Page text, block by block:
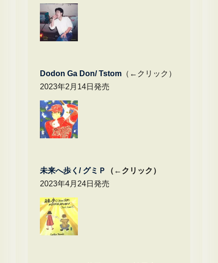
Dodon Ga Don/ Tstom（←クリック）
2023年2月14日発売
未来へ歩く/ グミＰ
（←クリック）
2023年4月24日発売